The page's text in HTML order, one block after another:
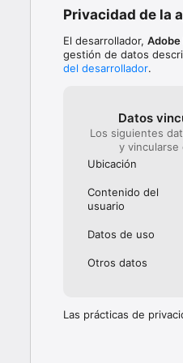
quitar rápidamente
Lentes de cámara con
Encuentra el tema
un gótico occidental?
barra de búsqueda.
Añade miles de
fotos en vídeos o haz
Maquillaje de ojos:
Privacidad de la
El desarrollador, Adobe
gestión de datos
del desarrollador.
Datos
Los siguientes
y vincularse
Ubicación
Contenido del
usuario
Datos de uso
Otros datos
Las prácticas de